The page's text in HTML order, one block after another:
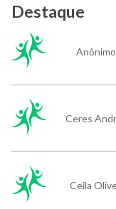
Destaque
Anônimo
Ceila